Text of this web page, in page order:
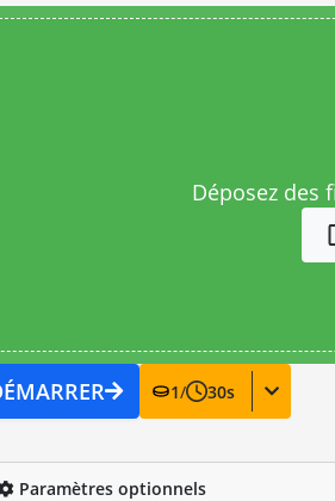
Déposez des
1/ 30s
Paramètres optionnels